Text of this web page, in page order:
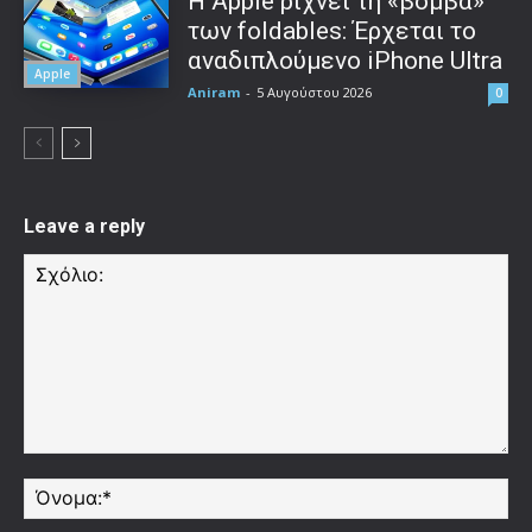
Apple
των foldables: Έρχεται το
αναδιπλούμενο iPhone Ultra
Aniram - 5 Αυγούστου 2026 0
Leave a reply